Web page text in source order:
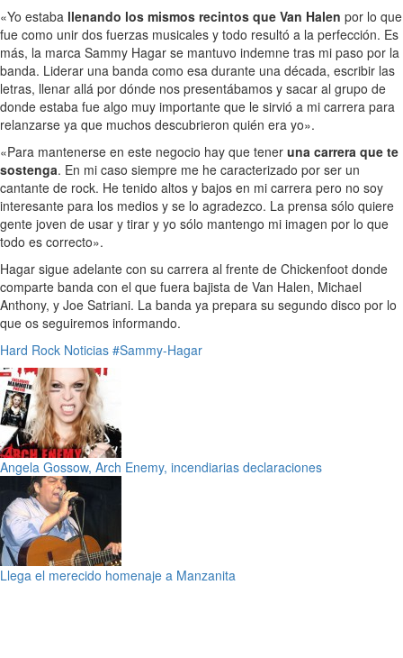
«Yo estaba llenando los mismos recintos que Van Halen por lo que
fue como unir dos fuerzas musicales y todo resultó a la perfección. Es
más, la marca Sammy Hagar se mantuvo indemne tras mi paso por la
banda. Liderar una banda como esa durante una década, escribir las
letras, llenar allá por dónde nos presentábamos y sacar al grupo de
donde estaba fue algo muy importante que le sirvió a mi carrera para
relanzarse ya que muchos descubrieron quién era yo».
«Para mantenerse en este negocio hay que tener una carrera que te
sostenga. En mi caso siempre me he caracterizado por ser un
cantante de rock. He tenido altos y bajos en mi carrera pero no soy
interesante para los medios y se lo agradezco. La prensa sólo quiere
gente joven de usar y tirar y yo sólo mantengo mi imagen por lo que
todo es correcto».
Hagar sigue adelante con su carrera al frente de Chickenfoot donde
comparte banda con el que fuera bajista de Van Halen, Michael
Anthony, y Joe Satriani. La banda ya prepara su segundo disco por lo
que os seguiremos informando.
Hard Rock Noticias #Sammy-Hagar
Angela Gossow, Arch Enemy, incendiarias declaraciones
Llega el merecido homenaje a Manzanita